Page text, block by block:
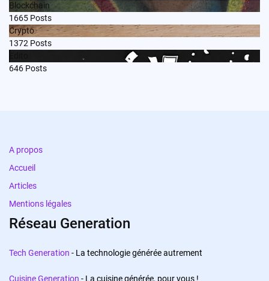
Blockchain
1665 Posts
Crypto
1372 Posts
646 Posts
A propos
Accueil
Articles
Mentions légales
Réseau Generation
Tech Generation - La technologie générée autrement
Cuisine Generation - La cuisine générée, pour vous !